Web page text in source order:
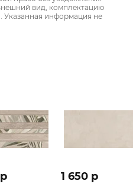
вид, комплектацию
Указанная информация не
1 650 p